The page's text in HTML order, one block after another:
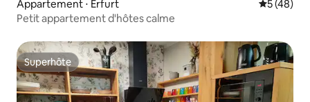
Appartement ⋅ Erfurt
5 (48)
Petit appartement d'hôtes calme
Superhôte
Superhôte